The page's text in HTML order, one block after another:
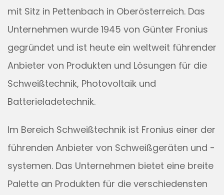
mit Sitz in Pettenbach in Oberösterreich. Das
Unternehmen wurde 1945 von Günter Fronius
gegründet und ist heute ein weltweit führender
Anbieter von Produkten und Lösungen für die
Schweißtechnik, Photovoltaik und
Batterieladetechnik.
Im Bereich Schweißtechnik ist Fronius einer der
führenden Anbieter von Schweißgeräten und -
systemen. Das Unternehmen bietet eine breite
Palette an Produkten für die verschiedensten